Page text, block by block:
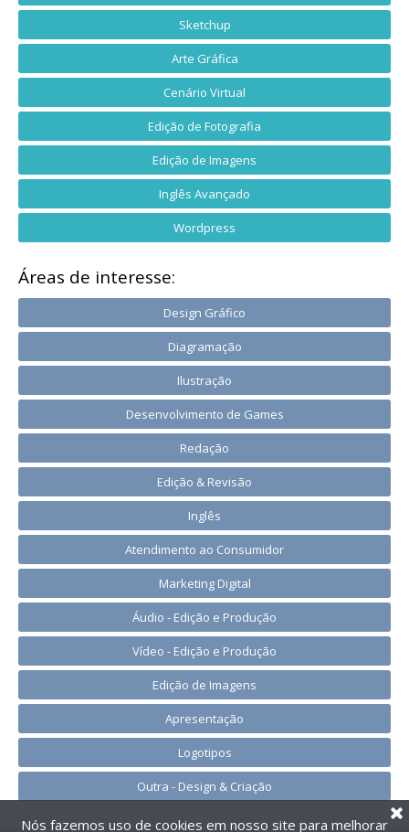
Sketchup
Arte Gráfica
Cenário Virtual
Edição de Fotografia
Edição de Imagens
Inglês Avançado
Wordpress
Áreas de interesse:
Design Gráfico
Diagramação
Ilustração
Desenvolvimento de Games
Redação
Edição & Revisão
Inglês
Atendimento ao Consumidor
Marketing Digital
Áudio - Edição e Produção
Vídeo - Edição e Produção
Edição de Imagens
Apresentação
Logotipos
Outra - Design & Criação
Nós fazemos uso de cookies em nosso site para melhorar